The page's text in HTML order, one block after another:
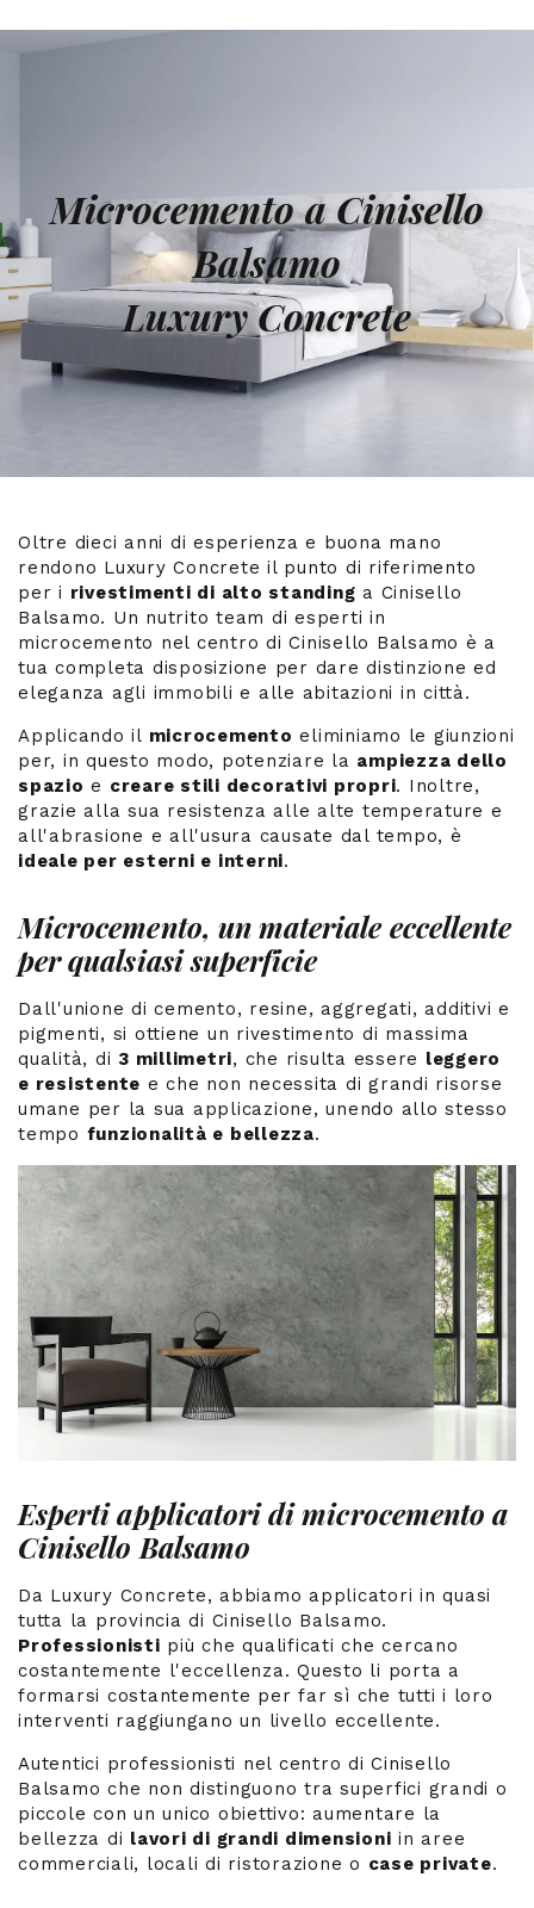
Microcemento a Cinisello
Balsamo
Luxury Concrete
Oltre dieci anni di esperienza e buona mano
rendono Luxury Concrete il punto di riferimento
per i rivestimenti di alto standing a Cinisello
Balsamo. Un nutrito team di esperti in
microcemento nel centro di Cinisello Balsamo è a
tua completa disposizione per dare distinzione ed
eleganza agli immobili e alle abitazioni in città.
Applicando il microcemento eliminiamo le giunzioni
per, in questo modo, potenziare la ampiezza dello
spazio e creare stili decorativi propri. Inoltre,
grazie alla sua resistenza alle alte temperature e
all'abrasione e all'usura causate dal tempo, è
ideale per esterni e interni.
Microcemento, un materiale eccellente
per qualsiasi superficie
Dall'unione di cemento, resine, aggregati, additivi e
pigmenti, si ottiene un rivestimento di massima
qualità, di 3 millimetri, che risulta essere leggero
e resistente e che non necessita di grandi risorse
umane per la sua applicazione, unendo allo stesso
tempo funzionalità e bellezza.
Esperti applicatori di microcemento a
Cinisello Balsamo
Da Luxury Concrete, abbiamo applicatori in quasi
tutta la provincia di Cinisello Balsamo.
Professionisti più che qualificati che cercano
costantemente l'eccellenza. Questo li porta a
formarsi costantemente per far sì che tutti i loro
interventi raggiungano un livello eccellente.
Autentici professionisti nel centro di Cinisello
Balsamo che non distinguono tra superfici grandi o
piccole con un unico obiettivo: aumentare la
bellezza di lavori di grandi dimensioni in aree
commerciali, locali di ristorazione o case private.